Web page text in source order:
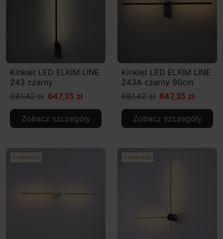
Kinkiet LED ELKIM LINE
243 czarny
681,42 zł 647,35 zł
Zobacz szczegóły
Kinkiet LED ELKIM LINE
243A czarny 90cm
681,42 zł 647,35 zł
Zobacz szczegóły
Promocja Promocja